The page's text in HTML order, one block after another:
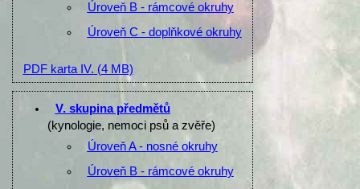
Úroveň B - rámcové okruhy
Úroveň C - doplňkové okruhy
PDF karta IV. (4 MB)
V. skupina předmětů
(kynologie, nemoci psů a zvěře)
Úroveň A - nosné okruhy
Úroveň B - rámcové okruhy